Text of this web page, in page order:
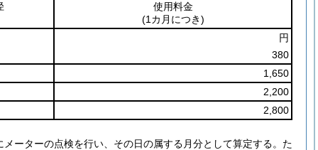
使用料金
(1カ月につき)
円
380
1,650
2,200
2,800
メーターの点検を行い、その日の属する月分として算定する。 た